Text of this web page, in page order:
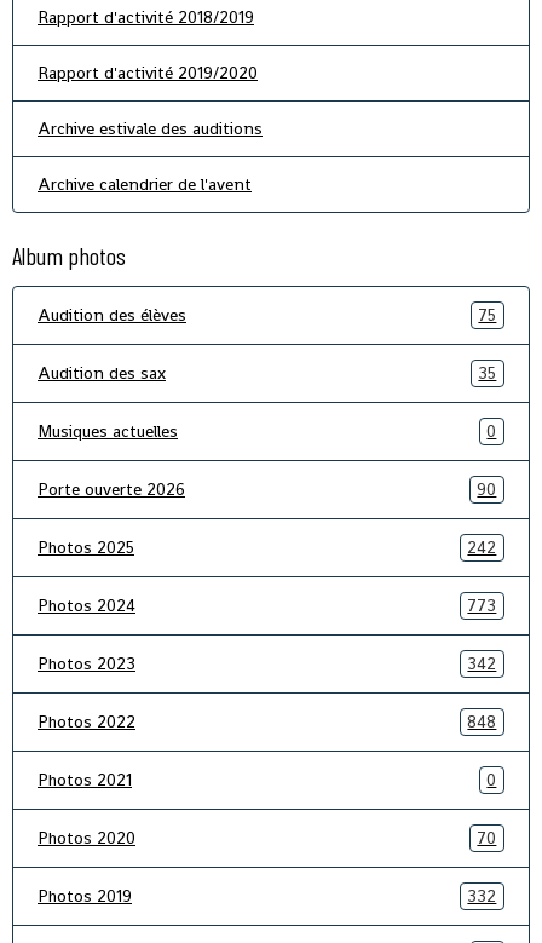
Rapport d'activité 2018/2019
Rapport d'activité 2019/2020
Archive estivale des auditions
Archive calendrier de l'avent
Album photos
Audition des élèves 75
Audition des sax 35
Musiques actuelles 0
Porte ouverte 2026 90
Photos 2025 242
Photos 2024 773
Photos 2023 342
Photos 2022 848
Photos 2021 0
Photos 2020 70
Photos 2019 332